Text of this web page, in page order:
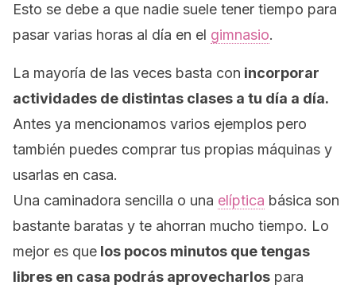
Esto se debe a que nadie suele tener tiempo para
pasar varias horas al día en el gimnasio.
La mayoría de las veces basta con incorporar
actividades de distintas clases a tu día a día.
Antes ya mencionamos varios ejemplos pero
también puedes comprar tus propias máquinas y
usarlas en casa.
Una caminadora sencilla o una elíptica básica son
bastante baratas y te ahorran mucho tiempo. Lo
mejor es que los pocos minutos que tengas
libres en casa podrás aprovecharlos para